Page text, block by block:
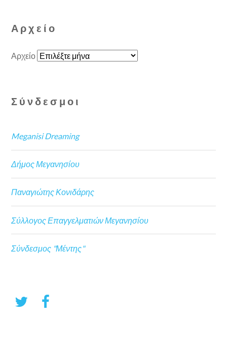
Αρχείο
Αρχείο
Σύνδεσμοι
Meganisi Dreaming
Δήμος Μεγανησίου
Παναγιώτης Κονιδάρης
Σύλλογος Επαγγελματιών Μεγανησίου
Σύνδεσμος "Μέντης"